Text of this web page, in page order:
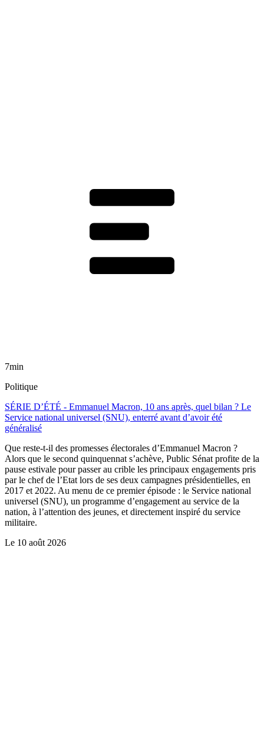
7min
Politique
SÉRIE D’ÉTÉ - Emmanuel Macron, 10 ans après, quel bilan ? Le
Service national universel (SNU), enterré avant d’avoir été
généralisé
Que reste-t-il des promesses électorales d’Emmanuel Macron ?
Alors que le second quinquennat s’achève, Public Sénat profite de la
pause estivale pour passer au crible les principaux engagements pris
par le chef de l’Etat lors de ses deux campagnes présidentielles, en
2017 et 2022. Au menu de ce premier épisode : le Service national
universel (SNU), un programme d’engagement au service de la
nation, à l’attention des jeunes, et directement inspiré du service
militaire.
Le 10 août 2026